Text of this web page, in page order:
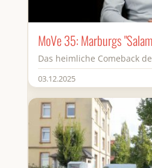
MoVe 35: Marburgs
Das heimliche Comeback
03.12.2025